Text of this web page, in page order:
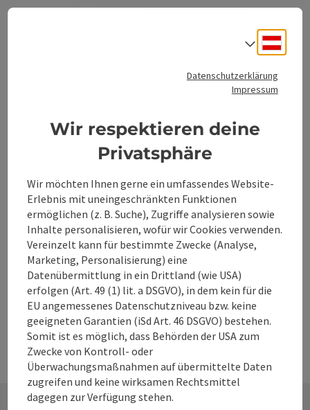
Beitrag merken
zum Merkzettel
PDF erstellen
Beitrag drucken
In der Nähe
powered byTOURDATA Änderung vorschlagen
Datenschutzerklärung
Impressum
Wir respektieren deine
Privatsphäre
Wir möchten Ihnen gerne ein umfassendes Website-
Erlebnis mit uneingeschränkten Funktionen
ermöglichen (z. B. Suche), Zugriffe analysieren sowie
Inhalte personalisieren, wofür wir Cookies verwenden.
Vereinzelt kann für bestimmte Zwecke (Analyse,
Marketing, Personalisierung) eine
Datenübermittlung in ein Drittland (wie USA)
erfolgen (Art. 49 (1) lit. a DSGVO), in dem kein für die
EU angemessenes Datenschutzniveau bzw. keine
geeigneten Garantien (iSd Art. 46 DSGVO) bestehen.
Somit ist es möglich, dass Behörden der USA zum
Zwecke von Kontroll- oder
Überwachungsmaßnahmen auf übermittelte Daten
zugreifen und keine wirksamen Rechtsmittel
dagegen zur Verfügung stehen.